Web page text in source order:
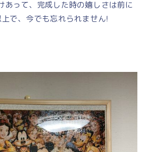
あって、完成した時の嬉しさは前に
で、今でも忘れられません!